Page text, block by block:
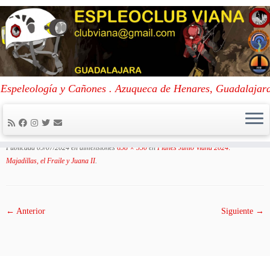
content
Espeleología y Cañones . Azuqueca de Henares,
Portada » Planes Junio Viana 2024: Majadillas, el Fraile y Juana II
»
20240629_143218
20240629_143218
Publicada 09/07/2024 en dimensiones 658 × 550 en Planes Junio Viana 2024:
Majadillas, el Fraile y Juana II.
← Anterior Siguiente →